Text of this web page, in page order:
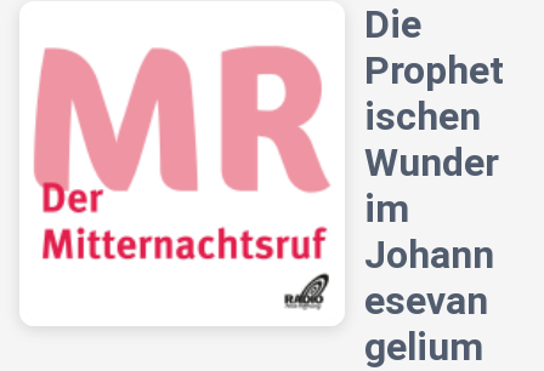
Die
Prophet
ischen
Wunder
im
Johann
esevan
gelium